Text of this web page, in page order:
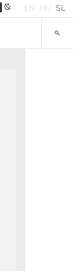
EN HU SL